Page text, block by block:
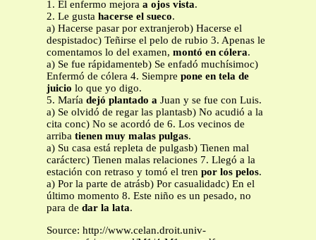
1. El enfermo mejora a ojos vista.
2. Le gusta hacerse el sueco.
a) Hacerse pasar por extranjerob) Hacerse el
despistadoc) Teñirse el pelo de rubio 3. Apenas le
comentamos lo del examen, montó en cólera.
a) Se fue rápidamenteb) Se enfadó muchísimoc)
Enfermó de cólera 4. Siempre pone en tela de
juicio lo que yo digo.
5. María dejó plantado a Juan y se fue con Luis.
a) Se olvidó de regar las plantasb) No acudió a la
cita conc) No se acordó de 6. Los vecinos de
arriba tienen muy malas pulgas.
a) Su casa está repleta de pulgasb) Tienen mal
carácterc) Tienen malas relaciones 7. Llegó a la
estación con retraso y tomó el tren por los pelos.
a) Por la parte de atrásb) Por casualidadc) En el
último momento 8. Este niño es un pesado, no
para de dar la lata.
Source: http://www.celan.droit.univ-